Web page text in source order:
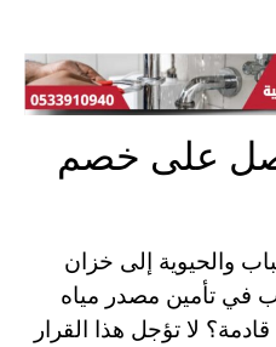
على خصم
والحيوية إلى خزان
في تأمين مصدر مياه
لا تؤجل هذا القرار